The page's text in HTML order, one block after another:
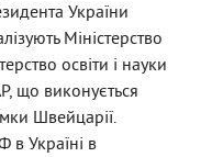
України
Міністерство
освіти і науки
що виконується
Швейцарії.
в Україні в